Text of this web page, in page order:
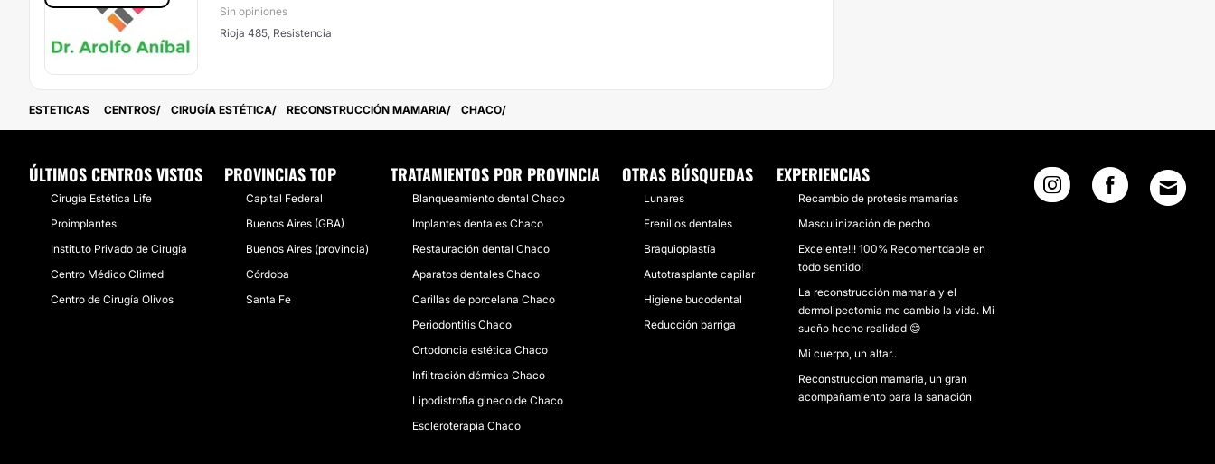
Sin opiniones
Rioja 485, Resistencia
ESTETICAS CENTROS CIRUGÍA ESTÉTICA RECONSTRUCCIÓN MAMARIA CHACO
ÚLTIMOS CENTROS VISTOS
Cirugía Estética Life
Proimplantes
Instituto Privado de Cirugía
Centro Médico Climed
Centro de Cirugía Olivos
PROVINCIAS TOP
Capital Federal
Buenos Aires (GBA)
Buenos Aires (provincia)
Córdoba
Santa Fe
TRATAMIENTOS POR PROVINCIA
Blanqueamiento dental Chaco
Implantes dentales Chaco
Restauración dental Chaco
Aparatos dentales Chaco
Carillas de porcelana Chaco
Periodontitis Chaco
Ortodoncia estética Chaco
Infiltración dérmica Chaco
Lipodistrofia ginecoide Chaco
Escleroterapia Chaco
OTRAS BÚSQUEDAS
Lunares
Frenillos dentales
Braquioplastía
Autotrasplante capilar
Higiene bucodental
Reducción barriga
EXPERIENCIAS
Recambio de protesis mamarias
Masculinización de pecho
Excelente!!! 100% Recomentdable en
todo sentido!
La reconstrucción mamaria y el
dermolipectomia me cambio la vida. Mi
sueño hecho realidad 😊
Mi cuerpo, un altar..
Reconstruccion mamaria, un gran
acompañamiento para la sanación